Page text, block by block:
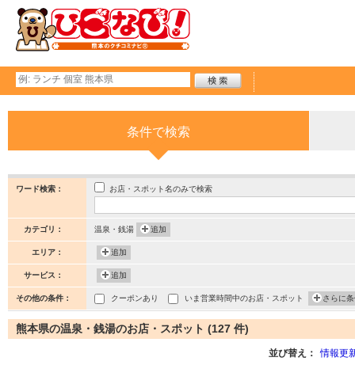
条件で検索
ワード検索： お店・スポット名のみで検索
カテゴリ： 温泉・銭湯 追加
エリア： 追加
サービス： 追加
その他の条件： クーポンあり いま営業時間中のお店・スポット さらに
熊本県の温泉・銭湯のお店・スポット (127 件)
並び替え： 情報更